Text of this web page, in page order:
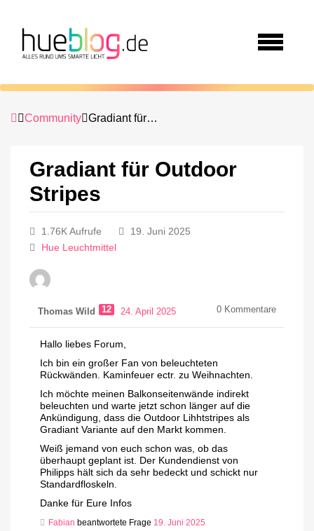
Community Gradiant für Outdoor Stripes
Gradiant für Outdoor
Stripes
1.76K Aufrufe
19. Juni 2025
Hue Leuchtmittel
Thomas Wild 12 24. April 2025 0 Kommentare
Hallo liebes Forum,
Ich bin ein großer Fan von beleuchteten
Rückwänden. Kaminfeuer ectr. zu Weihnachten.
Ich möchte meinen Balkonseitenwände indirekt
beleuchten und warte jetzt schon länger auf die
Ankündigung, dass die Outdoor Lihhtstripes als
Gradiant Variante auf den Markt kommen.
Weiß jemand von euch schon was, ob das
überhaupt geplant ist. Der Kundendienst von
Philipps hält sich da sehr bedeckt und schickt nur
Standardfloskeln.
Danke für Eure Infos
Fabian beantwortete Frage 19. Juni 2025